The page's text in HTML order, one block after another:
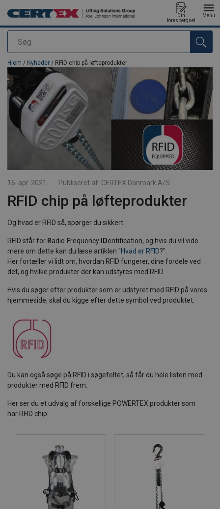
Søg
Din
forespørgsel
Menu
Produktet blev tilføjet til din forespørgsel
Hjem / Nyheder / RFID chip på løfteprodukter
16. apr. 2021 Publiseret af: CERTEX Danmark A/S
RFID chip på løfteprodukter
Og hvad er RFID så, spørger du sikkert.
RFID står for Radio Frequency IDentification, og hvis du vil vide
mere om dette kan du læse artiklen "Hvad er RFID?".
Her fortæller vi lidt om, hvordan RFID fungerer, dine fordele ved
det, og hvilke produkter der kan udstyres med RFID.
Hvis du søger efter produkter som er udstyret med RFID på vores
hjemmeside, skal du kigge efter dette symbol ved produktet:
Du kan også søge på RFID i søgefeltet, så får du hele listen med
produkter med RFID frem.
Her ser du et udvalg af forskellige POWERTEX produkter som
har RFID chip: